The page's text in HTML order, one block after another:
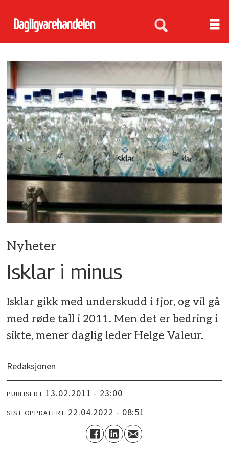
Nyheter
Isklar i minus
Isklar gikk med underskudd i fjor, og vil gå
med røde tall i 2011. Men det er bedring i
sikte, mener daglig leder Helge Valeur.
Redaksjonen
PUBLISERT 13.02.2011 - 23:00
SIST OPPDATERT 22.04.2022 - 08:51